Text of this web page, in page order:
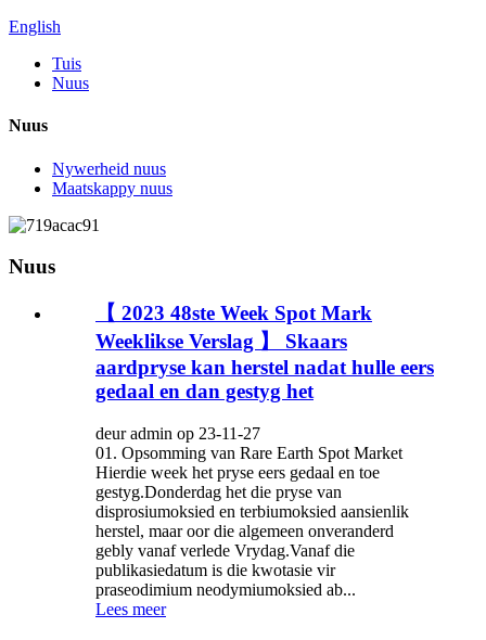
English
Tuis
Nuus
Nuus
Nywerheid nuus
Maatskappy nuus
Nuus
【 2023 48ste Week Spot Mark
Weeklikse Verslag 】 Skaars
aardpryse kan herstel nadat hulle eers
gedaal en dan gestyg het
deur admin op 23-11-27
01. Opsomming van Rare Earth Spot Market
Hierdie week het pryse eers gedaal en toe
gestyg.Donderdag het die pryse van
disprosiumoksied en terbiumoksied aansienlik
herstel, maar oor die algemeen onveranderd
gebly vanaf verlede Vrydag.Vanaf die
publikasiedatum is die kwotasie vir
praseodimium neodymiumoksied ab...
Lees meer